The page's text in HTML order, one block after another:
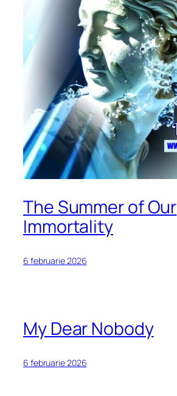
The Summer of Our
Immortality
6 februarie 2026
My Dear Nobody
6 februarie 2026